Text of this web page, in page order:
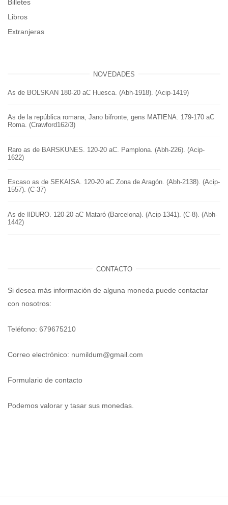
Billetes
Libros
Extranjeras
NOVEDADES
As de BOLSKAN 180-20 aC Huesca. (Abh-1918). (Acip-1419)
As de la república romana, Jano bifronte, gens MATIENA. 179-170 aC
Roma. (Crawford162/3)
Raro as de BARSKUNES. 120-20 aC. Pamplona. (Abh-226). (Acip-
1622)
Escaso as de SEKAISA. 120-20 aC Zona de Aragón. (Abh-2138). (Acip-
1557). (C-37)
As de IlDURO. 120-20 aC Mataró (Barcelona). (Acip-1341). (C-8). (Abh-
1442)
CONTACTO
Si desea más información de alguna moneda puede contactar
con nosotros:
Teléfono: 679675210
Correo electrónico: numildum@gmail.com
Formulario de contacto
Podemos valorar y tasar sus monedas.